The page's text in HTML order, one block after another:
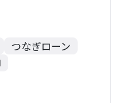
つなぎローン